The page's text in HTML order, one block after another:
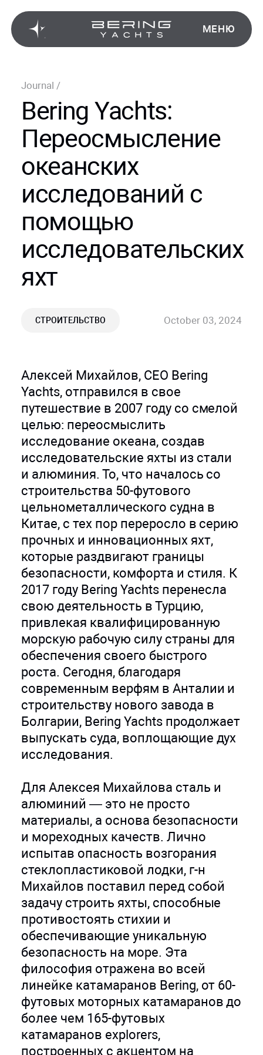
МЕНЮ
Journal /
Bering Yachts:
Переосмысление
океанских
исследований с
помощью
исследовательских
яхт
СТРОИТЕЛЬСТВО October 03, 2024
Алексей Михайлов, СEO Bering
Yachts, отправился в свое
путешествие в 2007 году со смелой
целью: переосмыслить
исследование океана, создав
исследовательские яхты из стали
и алюминия. То, что началось со
строительства 50-футового
цельнометаллического судна в
Китае, с тех пор переросло в серию
прочных и инновационных яхт,
которые раздвигают границы
безопасности, комфорта и стиля. К
2017 году Bering Yachts перенесла
свою деятельность в Турцию,
привлекая квалифицированную
морскую рабочую силу страны для
обеспечения своего быстрого
роста. Сегодня, благодаря
современным верфям в Анталии и
строительству нового завода в
Болгарии, Bering Yachts продолжает
выпускать суда, воплощающие дух
исследования.
Для Алексея Михайлова сталь и
алюминий — это не просто
материалы, а основа безопасности
и мореходных качеств. Лично
испытав опасность возгорания
стеклопластиковой лодки, г-н
Михайлов поставил перед собой
задачу строить яхты, способные
противостоять стихии и
обеспечивающие уникальную
безопасность на море. Эта
философия отражена во всей
линейке катамаранов Bering, от 60-
футовых моторных катамаранов до
более чем 165-футовых
катамаранов explorers,
построенных с акцентом на